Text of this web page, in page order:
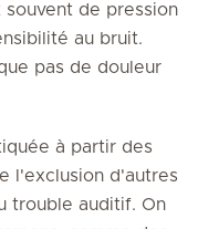
de pression
au bruit.
pas de douleur
à partir des
l'exclusion d'autres
trouble auditif. On